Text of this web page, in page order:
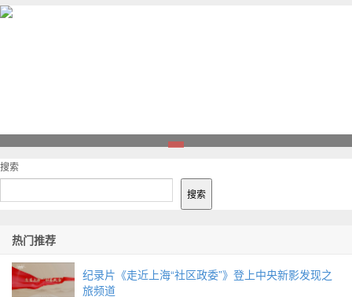
搜索
搜索
热门推荐
纪录片《走近上海“社区政委”》登上中央新影发现之
旅频道